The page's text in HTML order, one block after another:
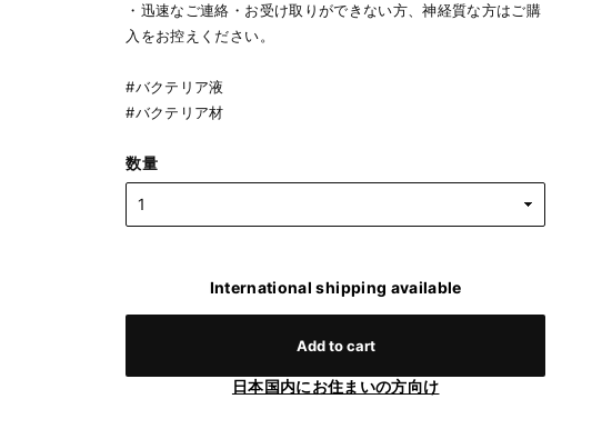
・迅速なご連絡・お受け取りができない方、神経質な方はご購
入をお控えください。
#バクテリア液
#バクテリア材
数量
International shipping available
Add to cart
日本国内にお住まいの方向け